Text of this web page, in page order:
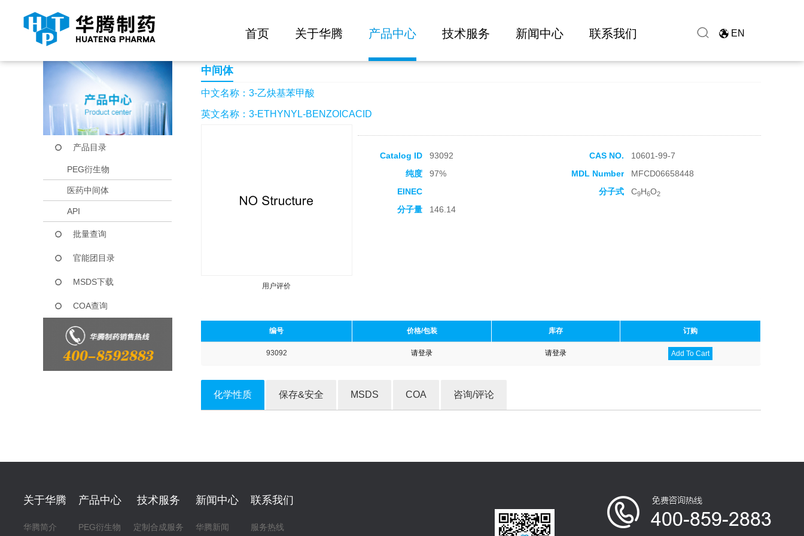
首页 关于华腾 产品中心 技术服务 新闻中心 联系我们 EN
当前位置： 首页 产品中心 3-乙炔基苯甲酸
产品目录
PEG衍生物
医药中间体
API
批量查询
官能团目录
MSDS下载
COA查询
中间体
中文名称：3-乙炔基苯甲酸
英文名称：3-ETHYNYL-BENZOICACID
用户评价
Catalog ID 93092 CAS NO.
10601-99-7
纯度
97% MDL Number
MFCD06658448
EINEC
分子式 C9H6O2
分子量 146.14
编号 价格/包装 库存 订购
93092 请登录 请登录 Add To Cart
化学性质 保存&安全 MSDS COA 咨询/评论
关于华腾
华腾简介
产品中心
PEG衍生物
技术服务
定制合成服务
新闻中心
华腾新闻
联系我们
服务热线